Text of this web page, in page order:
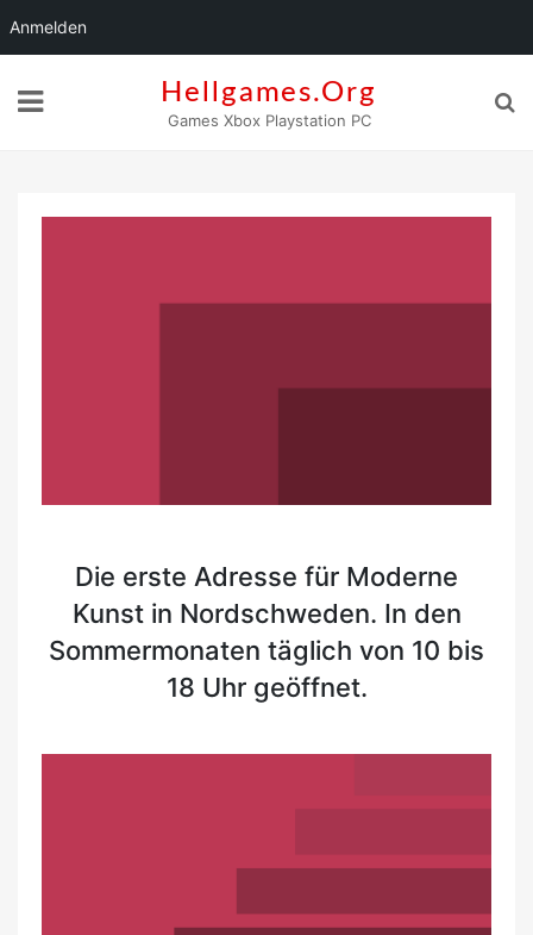
Anmelden
Hellgames.org
Games Xbox Playstation PC
Die erste Adresse für Moderne
Kunst in Nordschweden. In den
Sommermonaten täglich von 10 bis
18 Uhr geöffnet.